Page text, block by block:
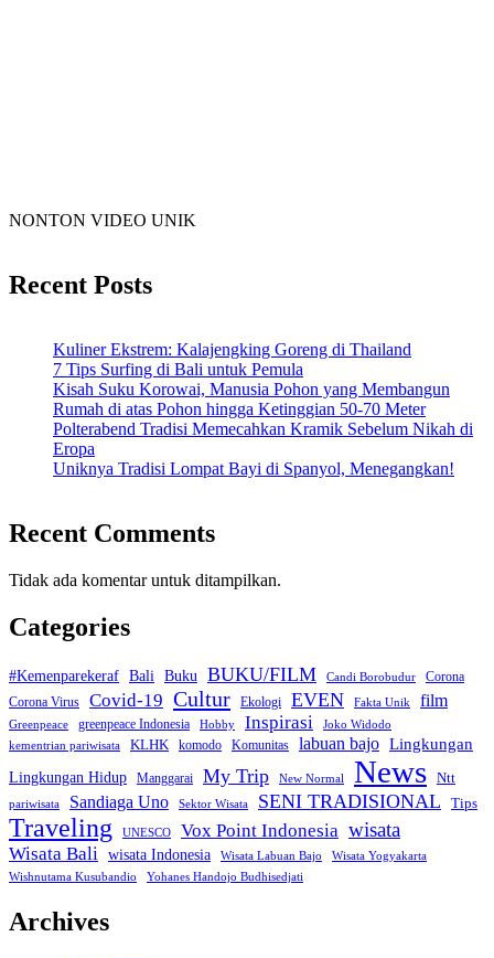
NONTON VIDEO UNIK
Recent Posts
Kuliner Ekstrem: Kalajengking Goreng di Thailand
7 Tips Surfing di Bali untuk Pemula
Kisah Suku Korowai, Manusia Pohon yang Membangun
Rumah di atas Pohon hingga Ketinggian 50-70 Meter
Polterabend Tradisi Memecahkan Kramik Sebelum Nikah di
Eropa
Uniknya Tradisi Lompat Bayi di Spanyol, Menegangkan!
Recent Comments
Tidak ada komentar untuk ditampilkan.
Categories
#Kemenparekeraf Bali Buku BUKU/FILM Candi Borobudur
Corona
Corona Virus
Covid-19 Cultur Ekologi EVEN Fakta Unik film
Greenpeace greenpeace Indonesia Hobby Inspirasi Joko Widodo
kementrian pariwisata KLHK komodo Komunitas labuan bajo Lingkungan
Lingkungan Hidup
Manggarai My Trip New Normal News Ntt
pariwisata Sandiaga Uno Sektor Wisata SENI TRADISIONAL Tips
Traveling UNESCO Vox Point Indonesia wisata
Wisata Bali wisata Indonesia Wisata Labuan Bajo
Wisata Yogyakarta
Wishnutama Kusubandio
Yohanes Handojo Budhisedjati
Archives